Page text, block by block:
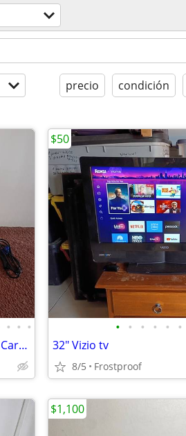
precio condición
• • •
Epson EX5260 LCD Projector w/ Remote, Carry Case & Accessories Tested
• • • • • •
32" Vizio tv
8/5 Frostproof
$50
$1,100